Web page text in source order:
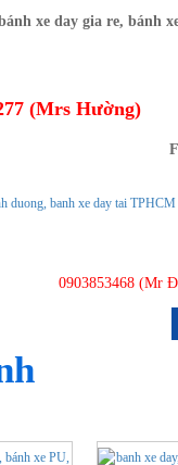
(Mrs Hường)
0903853468 (Mr